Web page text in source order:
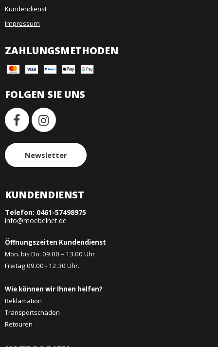
Kundendienst
Impressum
ZAHLUNGSMETHODEN
FOLGEN SIE UNS
Newsletter
KUNDENDIENST
Telefon: 0461-57498975
info@moebelnet.de
Öffnungszeiten Kundendienst
Mon. bis Do. 09.00 – 13.00 Uhr
Freitag 09.00 - 12.30 Uhr.
Wie können wir Ihnen helfen?
Reklamation
Transportschaden
Retouren